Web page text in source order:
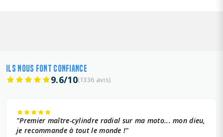
ILS NOUS FONT CONFIANCE
9.6/10(1336 avis)
"Premier maître-cylindre radial sur ma moto... mon dieu,
je recommande à tout le monde !"